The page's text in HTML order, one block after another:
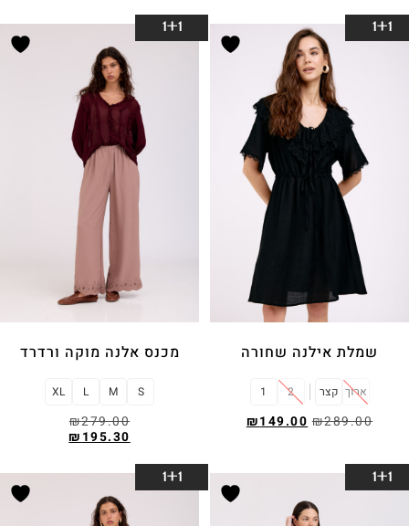
בחר אפשרויות בחר אפשרויות
1+1
שמלת אילנה שחורה
ארוך קצר 2
1
₪289.00
₪149.00
1+1
מכנס אלנה מוקה ורדרד
S
M
L
XL
₪279.00
₪ 195.30
בחר אפשרויות
1+1
1+1